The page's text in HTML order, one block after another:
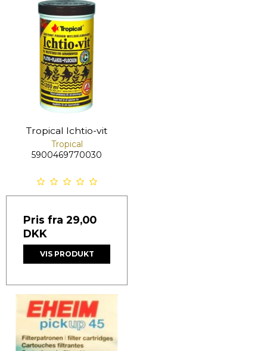
Tropical Ichtio-vit
Tropical
5900469770030
Pris fra 29,00
DKK
VIS PRODUKT